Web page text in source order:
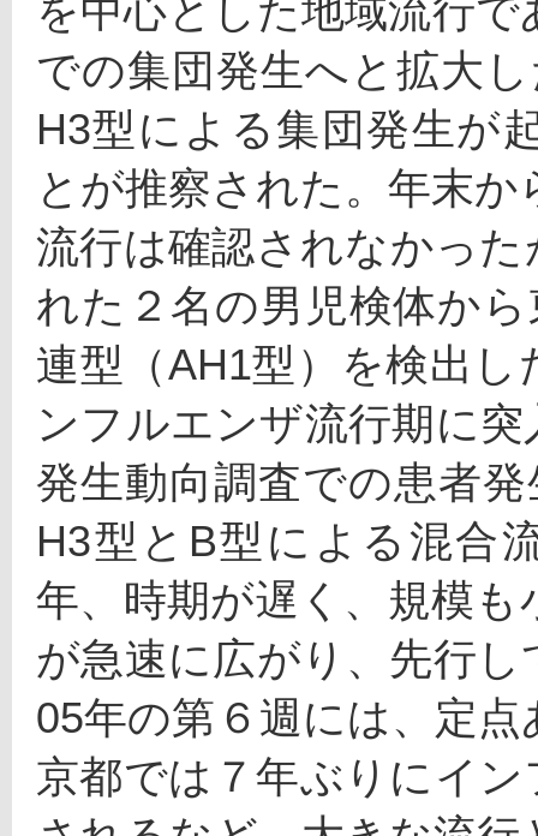
を中心とした地域流行
での集団発生へと拡大
H3型による集団発生が
とが推察された。年末
流行は確認されなかっ
れた２名の男児検体か
連型（AH1型）を検出
ンフルエンザ流行期に
発生動向調査での患者
H3型とB型による混合
年、時期が遅く、規模
が急速に広がり、先行
05年の第６週には、定
京都では７年ぶりにイ